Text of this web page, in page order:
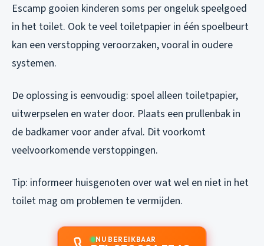
Escamp gooien kinderen soms per ongeluk speelgoed
in het toilet. Ook te veel toiletpapier in één spoelbeurt
kan een verstopping veroorzaken, vooral in oudere
systemen.
De oplossing is eenvoudig: spoel alleen toiletpapier,
uitwerpselen en water door. Plaats een prullenbak in
de badkamer voor ander afval. Dit voorkomt
veelvoorkomende verstoppingen.
Tip: informeer huisgenoten over wat wel en niet in het
toilet mag om problemen te vermijden.
NU BEREIKBAAR